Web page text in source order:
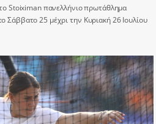
Stoiximan πανελλήνιο πρωτάθλημα
Σάββατο 25 μέχρι την Κυριακή 26 Ιουλίου